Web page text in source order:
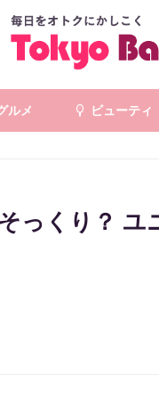
ルメ ビューティ
っくり？ ユ